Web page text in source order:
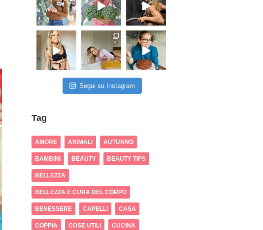
Segui su Instagram
Tag
AMORE ANIMALI AUTUNNO
BAMBINI BEAUTY BEAUTY TIPS
BELLEZZA
BELLEZZA E CURA DEL CORPO
BENESSERE CAPELLI CASA
COPPIA COSE UTILI CUCINA